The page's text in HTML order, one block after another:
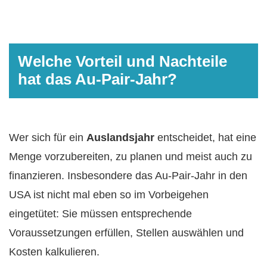
Welche Vorteil und Nachteile
hat das Au-Pair-Jahr?
Wer sich für ein Auslandsjahr entscheidet, hat eine
Menge vorzubereiten, zu planen und meist auch zu
finanzieren. Insbesondere das Au-Pair-Jahr in den
USA ist nicht mal eben so im Vorbeigehen
eingetütet: Sie müssen entsprechende
Voraussetzungen erfüllen, Stellen auswählen und
Kosten kalkulieren.